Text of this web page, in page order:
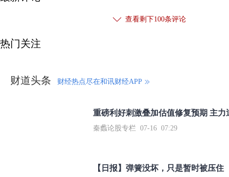
查看剩下100条评论
热门关注
财道头条 财经热点尽在和讯财经APP
秦蠡论股专栏 07-16 07:29
【日报】弹簧没坏，只是暂时被压住